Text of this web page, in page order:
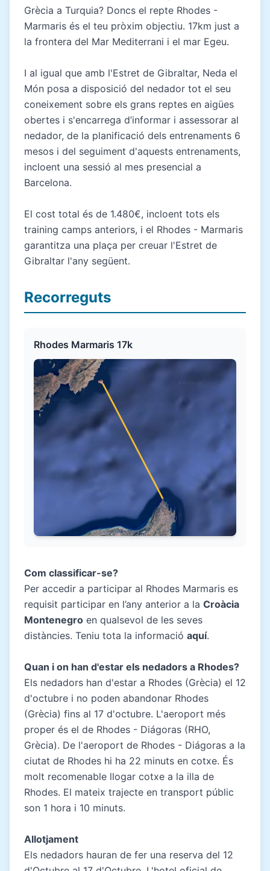
Grècia a Turquia? Doncs el repte Rhodes -
Marmaris és el teu pròxim objectiu. 17km just a
la frontera del Mar Mediterrani i el mar Egeu.
I al igual que amb l'Estret de Gibraltar, Neda el
Món posa a disposició del nedador tot el seu
coneixement sobre els grans reptes en aigües
obertes i s'encarrega d’informar i assessorar al
nedador, de la planificació dels entrenaments 6
mesos i del seguiment d'aquests entrenaments,
incloent una sessió al mes presencial a
Barcelona.
El cost total és de 1.480€, incloent tots els
training camps anteriors, i el Rhodes - Marmaris
garantitza una plaça per creuar l'Estret de
Gibraltar l'any següent.
Recorreguts
Rhodes Marmaris 17k
Com classificar-se?
Per accedir a participar al Rhodes Marmaris es
requisit participar en l’any anterior a la Croàcia
Montenegro en qualsevol de les seves
distàncies. Teniu tota la informació aquí.
Quan i on han d'estar els nedadors a Rhodes?
Els nedadors han d'estar a Rhodes (Grècia) el 12
d'octubre i no poden abandonar Rhodes
(Grècia) fins al 17 d'octubre. L'aeroport més
proper és el de Rhodes - Diágoras (RHO,
Grècia). De l'aeroport de Rhodes - Diágoras a la
ciutat de Rhodes hi ha 22 minuts en cotxe. És
molt recomenable llogar cotxe a la illa de
Rhodes. El mateix trajecte en transport públic
son 1 hora i 10 minuts.
Allotjament
Els nedadors hauran de fer una reserva del 12